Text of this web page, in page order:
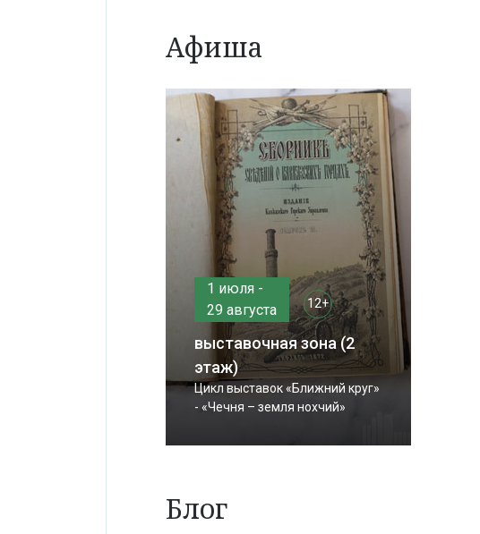
Афиша
1 июля -
29 августа
12+
выставочная зона (2
этаж)
Цикл выставок «Ближний круг»
- «Чечня – земля нохчий»
Блог